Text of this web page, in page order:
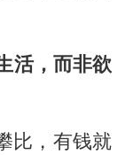
活，而非欲
比，有钱就